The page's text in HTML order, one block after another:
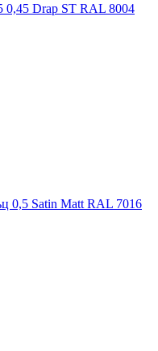
0,45 Drap ST RAL 8004
0,5 Satin Matt RAL 7016